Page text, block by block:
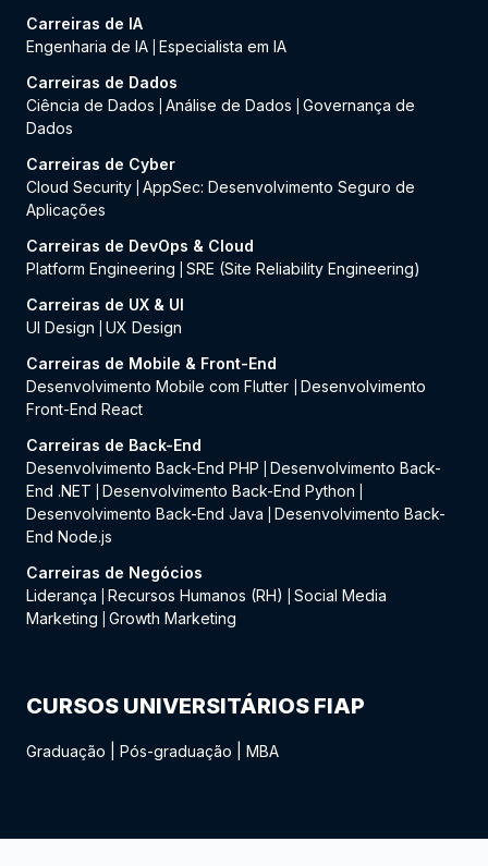
Carreiras de IA
Engenharia de IA Especialista em IA
Carreiras de Dados
Ciência de Dados
Análise de Dados
Governança de
Dados
Carreiras de Cyber
Cloud Security AppSec: Desenvolvimento Seguro de
Aplicações
Carreiras de DevOps & Cloud
Platform Engineering
SRE (Site Reliability Engineering)
Carreiras de UX & UI
UI Design
UX Design
Carreiras de Mobile & Front-End
Desenvolvimento Mobile com Flutter
Desenvolvimento
Front-End React
Carreiras de Back-End
Desenvolvimento Back-End PHP
Desenvolvimento Back-
End .NET
Desenvolvimento Back-End Python
Desenvolvimento Back-End Java
Desenvolvimento Back-
End Node.js
Carreiras de Negócios
Liderança
Recursos Humanos (RH)
Social Media
Marketing
Growth Marketing
CURSOS UNIVERSITÁRIOS FIAP
Graduação Pós-graduação MBA